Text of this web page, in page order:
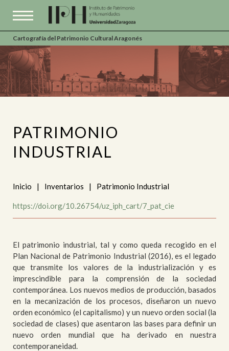
Cartografía del Patrimonio Cultural Aragonés
PATRIMONIO
INDUSTRIAL
Inicio | Inventarios | Patrimonio Industrial
https://doi.org/10.26754/uz_iph_cart/7_pat_cie
El patrimonio industrial, tal y como queda recogido en el
Plan Nacional de Patrimonio Industrial (2016), es el legado
que transmite los valores de la industrialización y es
imprescindible para la comprensión de la sociedad
contemporánea. Los nuevos medios de producción, basados
en la mecanización de los procesos, diseñaron un nuevo
orden económico (el capitalismo) y un nuevo orden social (la
sociedad de clases) que asentaron las bases para definir un
nuevo orden mundial que ha derivado en nuestra
contemporaneidad.